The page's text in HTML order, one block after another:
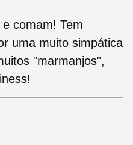
comam! Tem
uma muito simpática
"marmanjos",